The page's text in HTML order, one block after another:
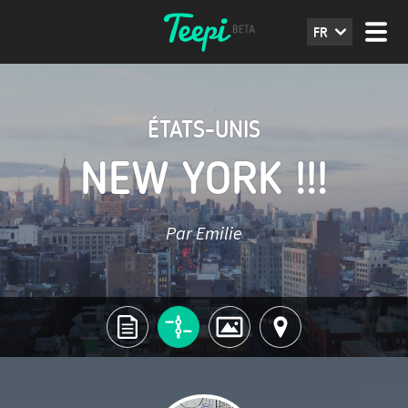
FR
ÉTATS-UNIS
NEW YORK !!!
Par Emilie